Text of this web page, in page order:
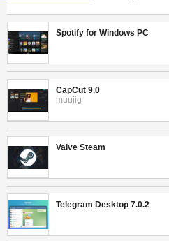
Spotify for Windows PC
CapCut 9.0
muujig
Valve Steam
Telegram Desktop 7.0.2